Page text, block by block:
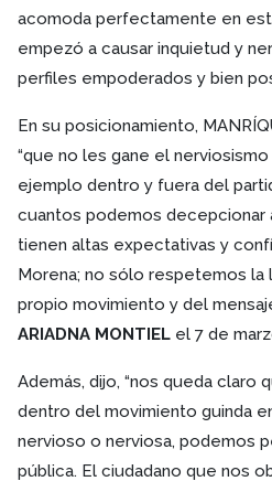
acomoda perfectamente en
empezó a causar inquietud y
perfiles empoderados y bien
En su posicionamiento,
“que no les gane el
ejemplo dentro y fuera del
cuantos podemos decepcionar
tienen altas expectativas y
Morena; no sólo respetemos
propio movimiento y del
ARIADNA MONTIEL el 7 de
Además, dijo, “nos queda claro
dentro del movimiento guinda
nervioso o nerviosa, podemos
pública. El ciudadano que nos